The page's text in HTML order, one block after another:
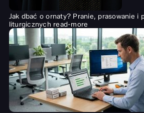
Jak dbać o ornaty? Pranie, prasowanie i
liturgicznych read-more